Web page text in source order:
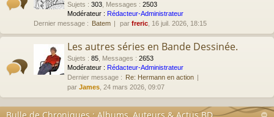
Sujets : 303 Messages : 2503
Modérateur : Rédacteur-Administrateur
Dernier message : Batem par freric , 16 juil. 2026, 18:15
Les autres séries en Bande Dessinée.
Sujets : 85 Messages : 2653
Modérateur : Rédacteur-Administrateur
Dernier message : Re: Hermann en action
par James , 24 mars 2026, 09:07